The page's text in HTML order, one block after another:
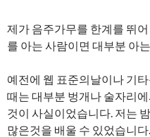
제가 음주가무를 한계를 뛰
를 아는 사람이면 대부분 아
예전에 웹 표준의날이나 기
때는 대부분 벙개나 술자리
것이 사실이었습니다. 저는
많은것을 배울 수 있었습니다.